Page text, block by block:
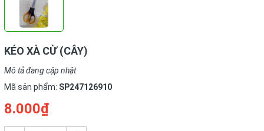
KÉO XÀ CỪ (CÂY)
Mô tả đang cập nhật
Mã sản phẩm: SP247126910
8.000₫